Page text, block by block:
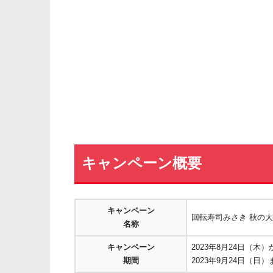
キャンペーン概要
キャンペーン
名称
回転寿司みさき 秋の
キャンペーン
期間
2023年8月24日（木）
2023年9月24日（日）